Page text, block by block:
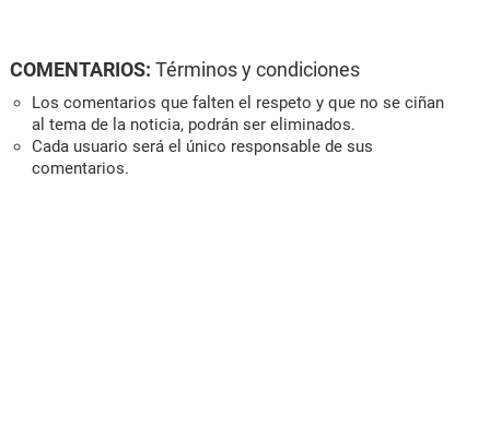
COMENTARIOS: Términos y condiciones
Los comentarios que falten el respeto y que no se ciñan
al tema de la noticia, podrán ser eliminados.
Cada usuario será el único responsable de sus
comentarios.